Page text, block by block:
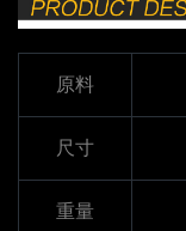
原料
尺寸
重量